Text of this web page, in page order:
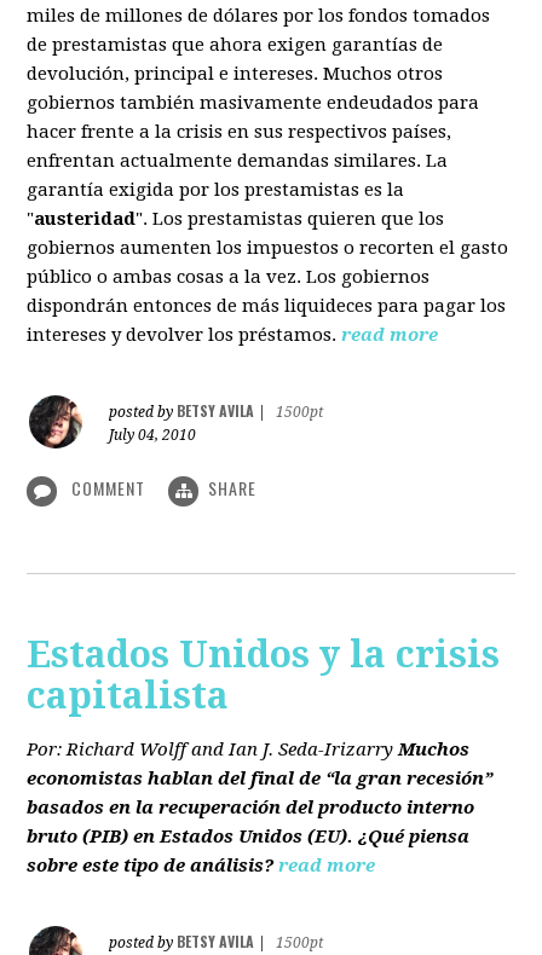
miles de millones de dólares por los fondos tomados
de prestamistas que ahora exigen garantías de
devolución, principal e intereses. Muchos otros
gobiernos también masivamente endeudados para
hacer frente a la crisis en sus respectivos países,
enfrentan actualmente demandas similares. La
garantía exigida por los prestamistas es la
"austeridad". Los prestamistas quieren que los
gobiernos aumenten los impuestos o recorten el gasto
público o ambas cosas a la vez. Los gobiernos
dispondrán entonces de más liquideces para pagar los
intereses y devolver los préstamos. read more
posted by BETSY AVILA
1500pt
July 04, 2010
COMMENT SHARE
Estados Unidos y la crisis
capitalista
Por: Richard Wolff and Ian J. Seda-Irizarry Muchos
economistas hablan del final de “la gran recesión”
basados en la recuperación del producto interno
bruto(PIB)en Estados Unidos(EU). ¿Qué piensa
sobre este tipo de análisis? read more
posted by BETSY AVILA
1500pt